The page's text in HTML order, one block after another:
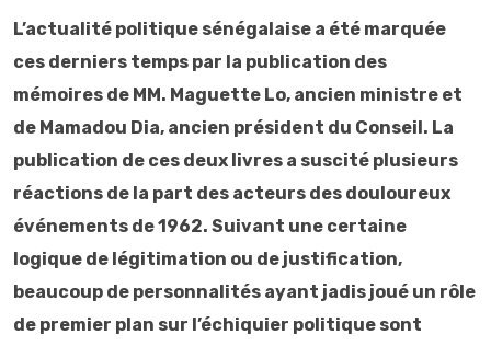
L’actualité politique sénégalaise a été marquée
ces derniers temps par la publication des
mémoires de MM. Maguette Lo, ancien ministre et
de Mamadou Dia, ancien président du Conseil. La
publication de ces deux livres a suscité plusieurs
réactions de la part des acteurs des douloureux
événements de 1962. Suivant une certaine
logique de légitimation ou de justification,
beaucoup de personnalités ayant jadis joué un rôle
de premier plan sur l’échiquier politique sont